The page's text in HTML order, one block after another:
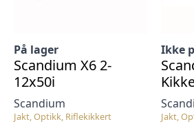
Jakt, Optikk, Riflekikkert
Scandium
På lager
Scandium X6 2-
12x50i
Jakt,
Ikke